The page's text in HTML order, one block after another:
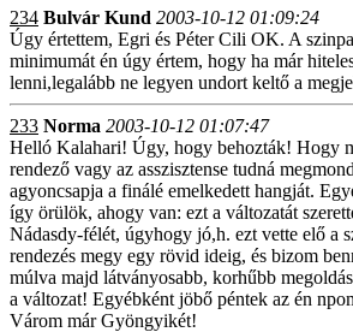
234 Bulvár Kund 2003-10-12 01:09:24
Úgy értettem, Egri és Péter Cili OK. A
minimumát én úgy értem, hogy ha már
lenni,legalább ne legyen undort keltő a
233 Norma 2003-10-12 01:07:47
Helló Kalahari! Úgy, hogy behozták! Hogy
rendező vagy az asszisztense tudná
agyoncsapja a finálé emelkedett hangját.
így örülök, ahogy van: ezt a változatát
Nádasdy-félét, úgyhogy jó,h. ezt vette elő a
rendezés megy egy rövid ideig, és bizom
múlva majd látványosabb, korhűbb
a változat! Egyébként jöbő péntek az én
Várom már Gyöngyikét!